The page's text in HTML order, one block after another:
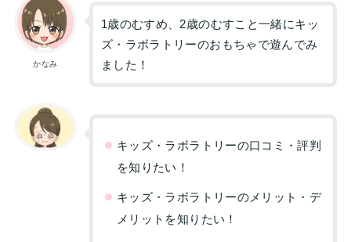
かなみ
1歳のむすめ、2歳のむすこと一緒にキッ
ズ・ラボラトリーのおもちゃで遊んでみ
ました！
キッズ・ラボラトリーの口コミ・評判
を知りたい！
キッズ・ラボラトリーのメリット・デ
メリットを知りたい！